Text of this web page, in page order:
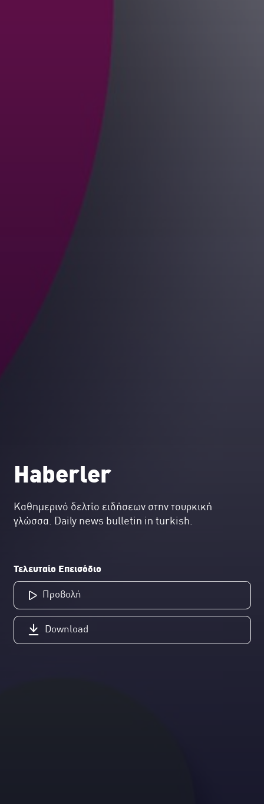
Haberler
Kαθημερινό δελτίο ειδήσεων στην τουρκική
γλώσσα. Daily news bulletin in turkish.
Τελευταίο Επεισόδιο
Προβολή
Download